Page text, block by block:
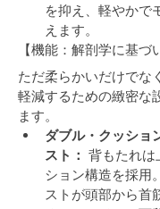
を抑え、軽やかで
えます。
【機能：解剖学に基づ
ただ柔らかいだけでな
軽減するための緻密な
ます。
ダブル・クッショ
スト： 背もたれは
ション構造を採用
ストが頭部から首